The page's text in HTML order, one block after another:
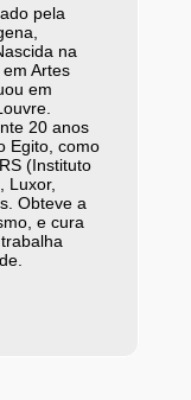
pela
na
Artes
em
20 anos
Egito, como
(Instituto
Luxor,
Obteve a
e cura